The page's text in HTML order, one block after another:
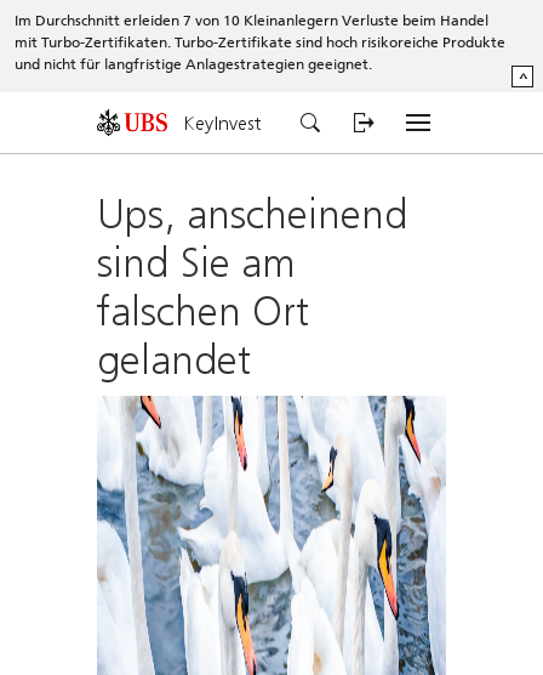
Im Durchschnitt erleiden 7 von 10 Kleinanlegern Verluste beim Handel
mit Turbo-Zertifikaten. Turbo-Zertifikate sind hoch risikoreiche Produkte
und nicht für langfristige Anlagestrategien geeignet.
^
KeyInvest
Ups, anscheinend
sind Sie am
falschen Ort
gelandet